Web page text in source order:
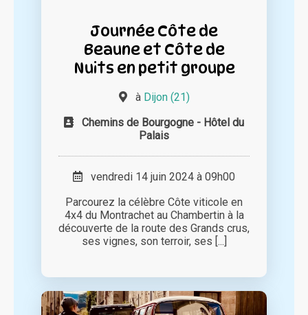
Journée Côte de
Beaune et Côte de
Nuits en petit groupe
à Dijon (21)
Chemins de Bourgogne - Hôtel du
Palais
vendredi 14 juin 2024 à 09h00
Parcourez la célèbre Côte viticole en
4x4 du Montrachet au Chambertin à la
découverte de la route des Grands crus,
ses vignes, son terroir, ses [...]